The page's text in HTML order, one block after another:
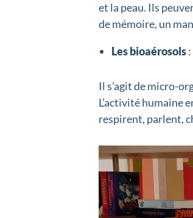
et la peau. Ils
de mémoire, un
Les bioaérosols
Il s’agit de micro-
L’activité humaine
respirent, parlent,